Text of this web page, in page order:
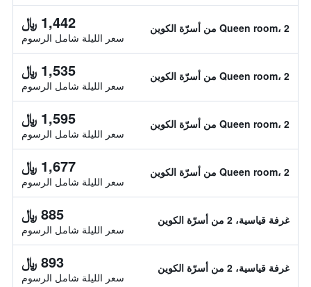
Queen room، 2 من أسرّة الكوين 1,442 ﷼
سعر الليلة شامل الرسوم
Queen room، 2 من أسرّة الكوين 1,535 ﷼
سعر الليلة شامل الرسوم
Queen room، 2 من أسرّة الكوين 1,595 ﷼
سعر الليلة شامل الرسوم
Queen room، 2 من أسرّة الكوين 1,677 ﷼
سعر الليلة شامل الرسوم
غرفة قياسية، 2 من أسرّة الكوين 885 ﷼
سعر الليلة شامل الرسوم
غرفة قياسية، 2 من أسرّة الكوين 893 ﷼
سعر الليلة شامل الرسوم